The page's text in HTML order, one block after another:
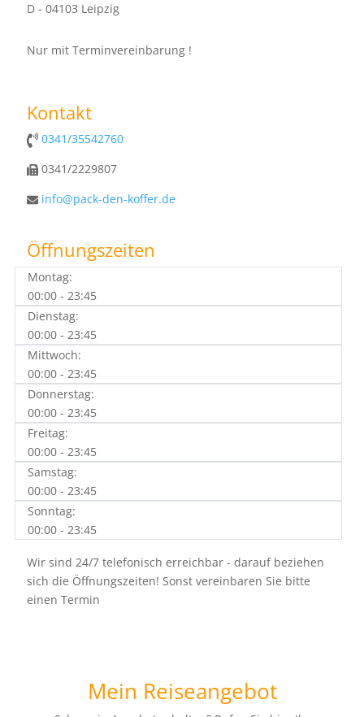
D - 04103 Leipzig
Nur mit Terminvereinbarung !
Kontakt
0341/35542760
0341/2229807
info@pack-den-koffer.de
Öffnungszeiten
Montag:
00:00 - 23:45
Dienstag:
00:00 - 23:45
Mittwoch:
00:00 - 23:45
Donnerstag:
00:00 - 23:45
Freitag:
00:00 - 23:45
Samstag:
00:00 - 23:45
Sonntag:
00:00 - 23:45
Wir sind 24/7 telefonisch erreichbar - darauf beziehen
sich die Öffnungszeiten! Sonst vereinbaren Sie bitte
einen Termin
Mein Reiseangebot